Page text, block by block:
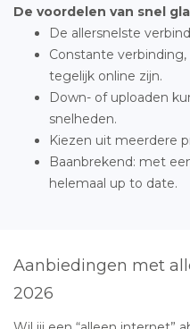
De voordelen van snel
De allersnelste
Constante
tegelijk online zijn.
Down- of uploaden
snelheden.
Kiezen uit meerdere
Baanbrekend: met
helemaal up to date.
Aanbiedingen met
2026